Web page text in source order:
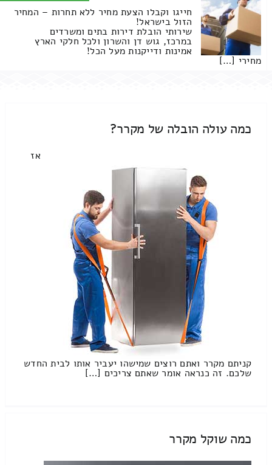
חייגו וקבלו הצעת מחיר ללא תחרות – המחיר
הזול בישראל!
שירותי הובלת דירות בתים ומשרדים
במרכז, גוש דן והשרון ולכל חלקי הארץ
אמינות ודייקנות מעל הכל!
מחירי […]
כמה עולה הובלה של מקרר?
אז
קניתם מקרר ואתם רוצים שמישהו יעביר אותו לבית החדש
שלכם. זה כנראה אומר שאתם צריכים […]
כמה שוקל מקרר